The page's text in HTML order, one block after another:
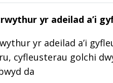
yr adeilad a’i
yr adeilad a’i
cyfleusterau golchi
da